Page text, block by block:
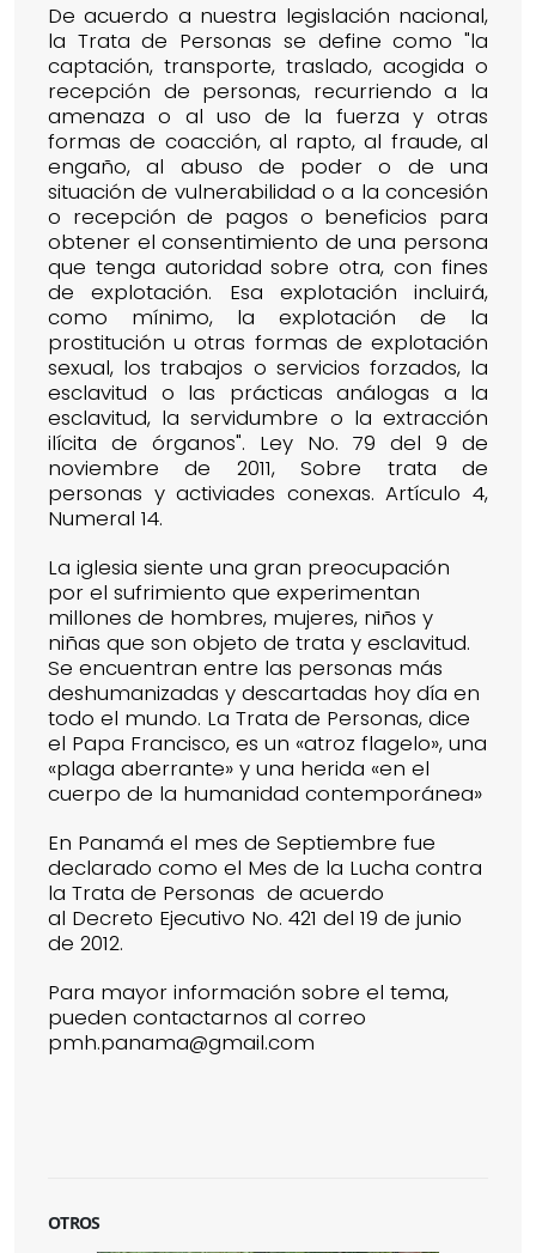
De acuerdo a nuestra legislación nacional,
la Trata de Personas se define como "la
captación, transporte, traslado, acogida o
recepción de personas, recurriendo a la
amenaza o al uso de la fuerza y otras
formas de coacción, al rapto, al fraude, al
engaño, al abuso de poder o de una
situación de vulnerabilidad o a la concesión
o recepción de pagos o beneficios para
obtener el consentimiento de una persona
que tenga autoridad sobre otra, con fines
de explotación. Esa explotación incluirá,
como mínimo, la explotación de la
prostitución u otras formas de explotación
sexual, los trabajos o servicios forzados, la
esclavitud o las prácticas análogas a la
esclavitud, la servidumbre o la extracción
ilícita de órganos". Ley No. 79 del 9 de
noviembre de 2011, Sobre trata de
personas y activiades conexas. Artículo 4,
Numeral 14.
La iglesia siente una gran preocupación
por el sufrimiento que experimentan
millones de hombres, mujeres, niños y
niñas que son objeto de trata y esclavitud.
Se encuentran entre las personas más
deshumanizadas y descartadas hoy día en
todo el mundo. La Trata de Personas, dice
el Papa Francisco, es un «atroz flagelo», una
«plaga aberrante» y una herida «en el
cuerpo de la humanidad contemporánea»
En Panamá el mes de Septiembre fue
declarado como el Mes de la Lucha contra
la Trata de Personas de acuerdo
al Decreto Ejecutivo No. 421 del 19 de junio
de 2012.
Para mayor información sobre el tema,
pueden contactarnos al correo
pmh.panama@gmail.com
OTROS